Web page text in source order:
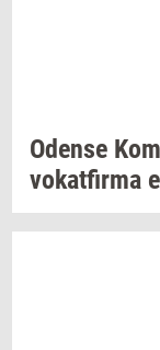
Oden­se
vo­kat­fir­ma